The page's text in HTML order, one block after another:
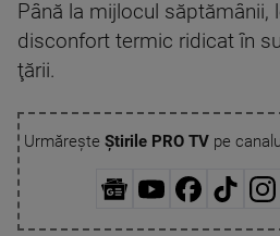
Până la mijlocul săptămânii,
disconfort termic ridicat în
ţării.
Urmărește Știrile PRO TVpe